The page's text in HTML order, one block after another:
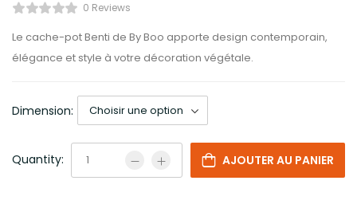
0 Reviews
Le cache-pot Benti de By Boo apporte design contemporain,
élégance et style à votre décoration végétale.
Dimension:
Quantity: AJOUTER AU PANIER